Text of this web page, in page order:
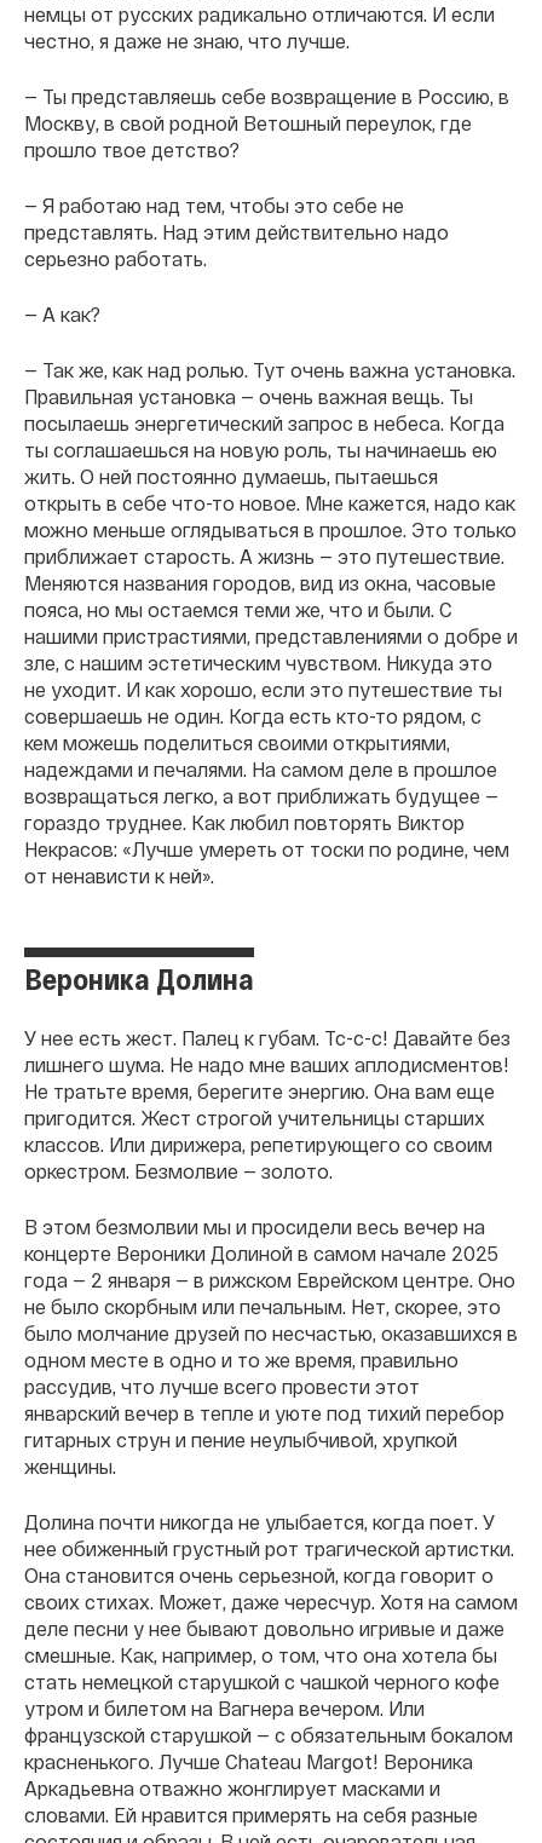
немцы от русских радикально отличаются. И если
честно, я даже не знаю, что лучше.
— Ты представляешь себе возвращение в Россию, в
Москву, в свой родной Ветошный переулок, где
прошло твое детство?
— Я работаю над тем, чтобы это себе не
представлять. Над этим действительно надо
серьезно работать.
— А как?
— Так же, как над ролью. Тут очень важна установка.
Правильная установка — очень важная вещь. Ты
посылаешь энергетический запрос в небеса. Когда
ты соглашаешься на новую роль, ты начинаешь ею
жить. О ней постоянно думаешь, пытаешься
открыть в себе что-то новое. Мне кажется, надо как
можно меньше оглядываться в прошлое. Это только
приближает старость. А жизнь — это путешествие.
Меняются названия городов, вид из окна, часовые
пояса, но мы остаемся теми же, что и были. С
нашими пристрастиями, представлениями о добре и
зле, с нашим эстетическим чувством. Никуда это
не уходит. И как хорошо, если это путешествие ты
совершаешь не один. Когда есть кто-то рядом, с
кем можешь поделиться своими открытиями,
надеждами и печалями. На самом деле в прошлое
возвращаться легко, а вот приближать будущее —
гораздо труднее. Как любил повторять Виктор
Некрасов: «Лучше умереть от тоски по родине, чем
от ненависти к ней».
Вероника Долина
У нее есть жест. Палец к губам. Тс-с-с! Давайте без
лишнего шума. Не надо мне ваших аплодисментов!
Не тратьте время, берегите энергию. Она вам еще
пригодится. Жест строгой учительницы старших
классов. Или дирижера, репетирующего со своим
оркестром. Безмолвие — золото.
В этом безмолвии мы и просидели весь вечер на
концерте Вероники Долиной в самом начале 2025
года — 2 января — в рижском Еврейском центре. Оно
не было скорбным или печальным. Нет, скорее, это
было молчание друзей по несчастью, оказавшихся в
одном месте в одно и то же время, правильно
рассудив, что лучше всего провести этот
январский вечер в тепле и уюте под тихий перебор
гитарных струн и пение неулыбчивой, хрупкой
женщины.
Долина почти никогда не улыбается, когда поет. У
нее обиженный грустный рот трагической артистки.
Она становится очень серьезной, когда говорит о
своих стихах. Может, даже чересчур. Хотя на самом
деле песни у нее бывают довольно игривые и даже
смешные. Как, например, о том, что она хотела бы
стать немецкой старушкой с чашкой черного кофе
утром и билетом на Вагнера вечером. Или
французской старушкой — с обязательным бокалом
красненького. Лучше Chateau Margot! Вероника
Аркадьевна отважно жонглирует масками и
словами. Ей нравится примерять на себя разные